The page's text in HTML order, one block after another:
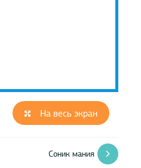
На весь экран
Соник мания